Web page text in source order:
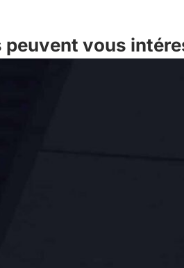
peuvent vous